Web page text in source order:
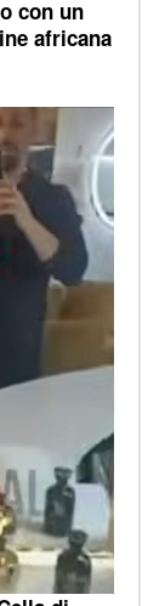
con un
africana